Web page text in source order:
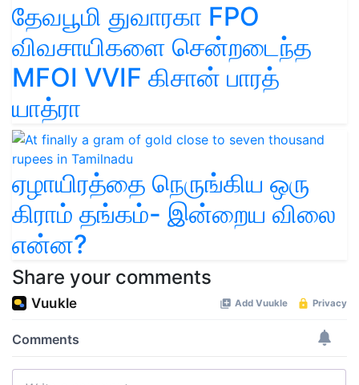
தேவபூமி துவாரகா FPO
விவசாயிகளை சென்றடைந்த
MFOI VVIF கிசான் பாரத்
யாத்ரா
ஏழாயிரத்தை நெருங்கிய ஒரு
கிராம் தங்கம்- இன்றைய விலை
என்ன?
Share your comments